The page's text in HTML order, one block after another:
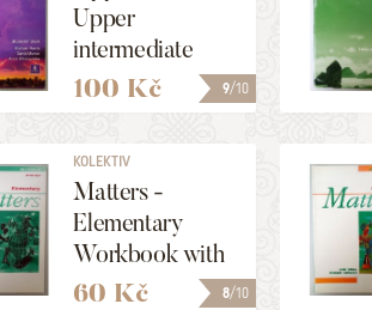
9/10
Upper
intermediate
Student´s Book
100 Kč
8/10
KOLEKTIV
Matters -
Elementary
Workbook with
key
60 Kč